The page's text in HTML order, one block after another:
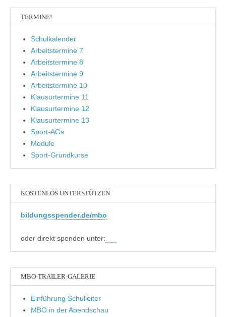
TERMINE!
Schulkalender
Arbeitstermine 7
Arbeitstermine 8
Arbeitstermine 9
Arbeitstermine 10
Klausurtermine 11
Klausurtermine 12
Klausurtermine 13
Sport-AGs
Module
Sport-Grundkurse
KOSTENLOS UNTERSTÜTZEN
bildungsspender.de/mbo
oder direkt spenden unter:
MBO-TRAILER-GALERIE
Einführung Schulleiter
MBO in der Abendschau